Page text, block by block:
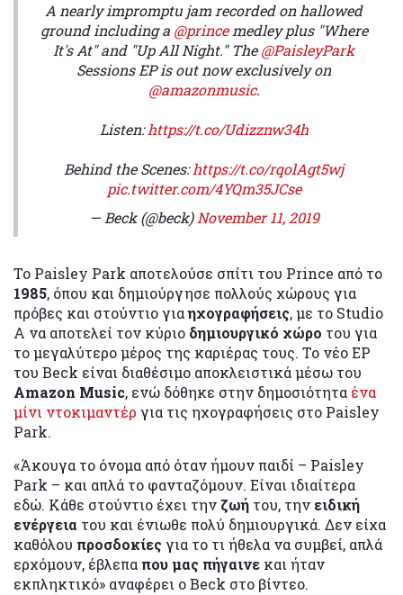
A nearly impromptu jam recorded on hallowed
ground including a @princemedley plus "Where
It's At" and "Up All Night." The@PaisleyPark
Sessions EP is out now exclusively on
@amazonmusic.
Listen:https://t.co/Udizznw34h
Behind the Scenes:https://t.co/rqolAgt5wj
pic.twitter.com/4YQm35JCse
— Beck (@beck)November 11, 2019
Το Paisley Park αποτελούσε σπίτι του Prince από το
1985, όπου και δημιούργησε πολλούς χώρους για
πρόβες και στούντιο γιαηχογραφήσεις, με το Studio
A να αποτελεί τον κύριο δημιουργικό χώρο του για
το μεγαλύτερο μέρος της καριέρας τους. Το νέο EP
του Beck είναι διαθέσιμο αποκλειστικά μέσω του
Amazon Music, ενώ δόθηκε στην δημοσιότητα ένα
μίνι ντοκιμαντέρ για τις ηχογραφήσεις στο Paisley
Park.
«Άκουγα το όνομα από όταν ήμουν παιδί – Paisley
Park – και απλά το φανταζόμουν. Είναι ιδιαίτερα
εδώ. Κάθε στούντιο έχει την ζωή του, την ειδική
ενέργεια του και ένιωθε πολύ δημιουργικά. Δεν είχα
καθόλου προσδοκίεςγια το τι ήθελα να συμβεί, απλά
ερχόμουν, έβλεπα που μας πήγαινε και ήταν
εκπληκτικό» αναφέρει ο Beck στο βίντεο.